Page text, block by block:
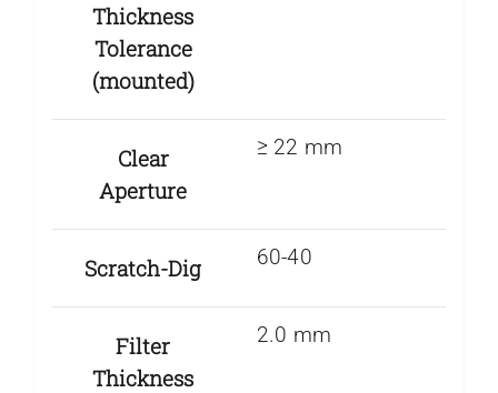
Thickness
Tolerance
(mounted)
Clear
Aperture
≥ 22 mm
Scratch-Dig 60-40
Filter
Thickness
2.0 mm